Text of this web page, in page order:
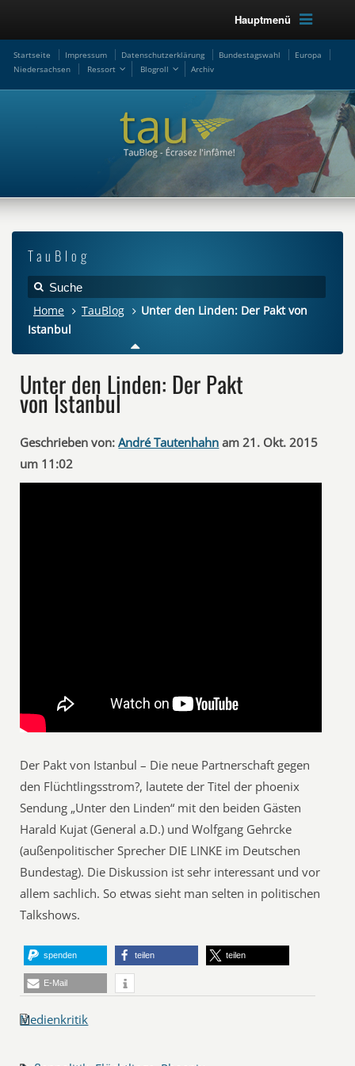
Hauptmenü
Startseite Impressum Datenschutzerklärung Bundestagswahl
Europa
Niedersachsen
Ressort Blogroll Archiv
TauBlog
Home TauBlog
Unter den Linden: Der Pakt von
Istanbul
Unter den Linden: Der Pakt
von Istanbul
Geschrieben von: André Tautenhahn am 21. Okt. 2015
um 11:02
Der Pakt von Istanbul – Die neue Partnerschaft gegen
den Flüchtlingsstrom?, lautete der Titel der phoenix
Sendung „Unter den Linden“ mit den beiden Gästen
Harald Kujat (General a.D.) und Wolfgang Gehrcke
(außenpolitischer Sprecher DIE LINKE im Deutschen
Bundestag). Die Diskussion ist sehr interessant und vor
allem sachlich. So etwas sieht man selten in politischen
Talkshows.
spenden teilen teilen
E-Mail
Medienkritik